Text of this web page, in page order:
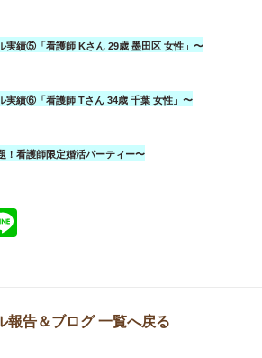
実績⑤「看護師 Kさん 29歳 墨田区 女性」〜
実績⑥「看護師 Tさん 34歳 千葉 女性」〜
！看護師限定婚活パーティー〜
報告＆ブログ 一覧へ戻る